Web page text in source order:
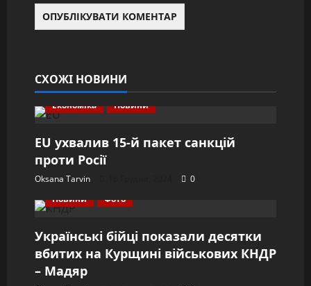
СХОЖІ НОВИНИ
Економіка Новини
EU ухвалив 15-й пакет санкцій
проти Росії
Oksana Tarvin
0
Новини
Фото
Українські бійці показали десятки
вбитих на Курщині військових КНДР
– Мадяр